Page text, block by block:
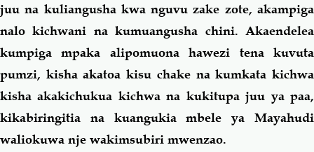
juu na kuliangusha kwa nguvu zake zote, akampiga
nalo kichwani na kumuangusha chini. Akaendelea
kumpiga mpaka alipomuona hawezi tena kuvuta
pumzi, kisha akatoa kisu chake na kumkata kichwa
kisha akakichukua kichwa na kukitupa juu ya paa,
kikabiringitia na kuangukia mbele ya Mayahudi
waliokuwa nje wakimsubiri mwenzao.